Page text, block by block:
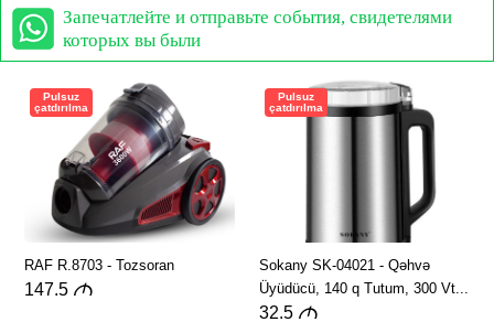
Запечатлейте и отправьте события, свидетелями
которых вы были